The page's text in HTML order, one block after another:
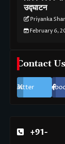
उद्घाटन
Priyanka
February 6,
Contact Us
Twitter
+91-